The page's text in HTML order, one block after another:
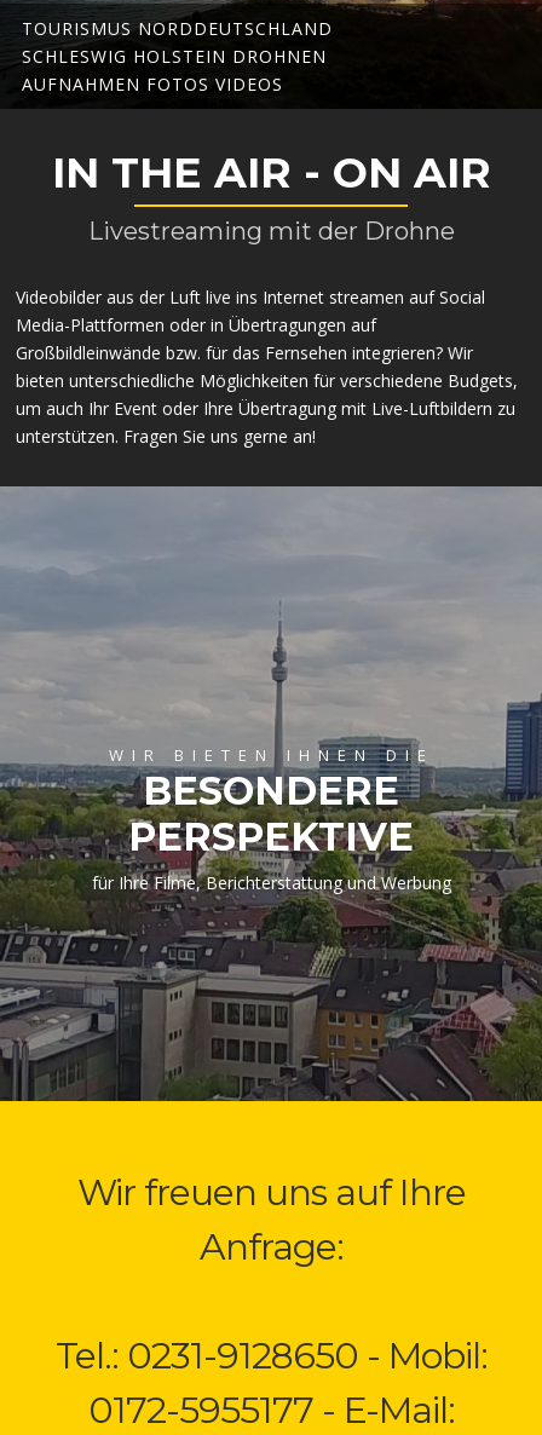
TOURISMUS NORDDEUTSCHLAND
SCHLESWIG HOLSTEIN DROHNEN
AUFNAHMEN FOTOS VIDEOS
IN THE AIR - ON AIR
Livestreaming mit der Drohne
Videobilder aus der Luft live ins Internet streamen auf Social
Media-Plattformen oder in Übertragungen auf
Großbildleinwände bzw. für das Fernsehen integrieren? Wir
bieten unterschiedliche Möglichkeiten für verschiedene Budgets,
um auch Ihr Event oder Ihre Übertragung mit Live-Luftbildern zu
unterstützen. Fragen Sie uns gerne an!
WIR BIETEN IHNEN DIE
BESONDERE
PERSPEKTIVE
für Ihre Filme, Berichterstattung und Werbung
Wir freuen uns auf Ihre
Anfrage:
Tel.: 0231-9128650 - Mobil:
0172-5955177 - E-Mail: